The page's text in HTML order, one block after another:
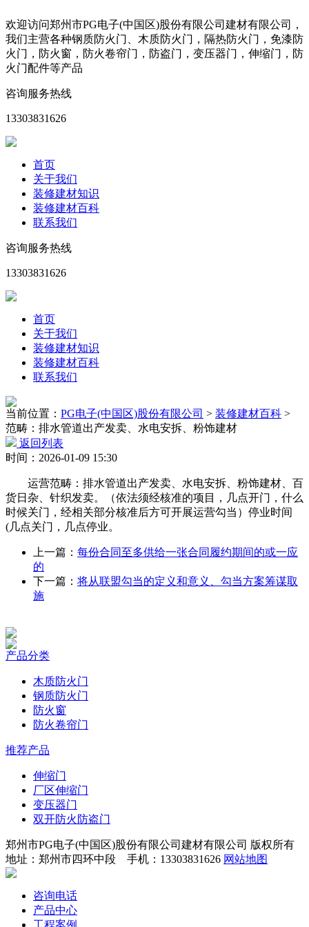
欢迎访问郑州市PG电子(中国区)股份有限公司建材有限公司，
我们主营各种钢质防火门、木质防火门，隔热防火门，免漆防
火门，防火窗，防火卷帘门，防盗门，变压器门，伸缩门，防
火门配件等产品
咨询服务热线
13303831626
首页
关于我们
装修建材知识
装修建材百科
联系我们
咨询服务热线
13303831626
首页
关于我们
装修建材知识
装修建材百科
联系我们
当前位置： PG电子(中国区)股份有限公司 > 装修建材百科 >
范畴：排水管道出产发卖、水电安拆、粉饰建材
返回列表
时间：2026-01-09 15:30
运营范畴：排水管道出产发卖、水电安拆、粉饰建材、百
货日杂、针织发卖。（依法须经核准的项目，几点开门，什么
时候关门，经相关部分核准后方可开展运营勾当）停业时间
(几点关门，几点停业。
上一篇： 每份合同至多供给一张合同履约期间的或一应
的
下一篇： 将从联盟勾当的定义和意义、勾当方案筹谋取
施
产品分类
木质防火门
钢质防火门
防火窗
防火卷帘门
推荐产品
伸缩门
厂区伸缩门
变压器门
双开防火防盗门
郑州市PG电子(中国区)股份有限公司建材有限公司 版权所有
地址：郑州市四环中段 手机：13303831626 网站地图
咨询电话
产品中心
工程案例